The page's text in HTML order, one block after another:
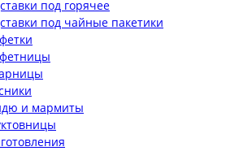
под горячее
под чайные пакетики
и мармиты